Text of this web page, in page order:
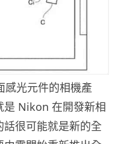
光元件的相機產
是 Nikon 在開發新相
很可能就是新的全